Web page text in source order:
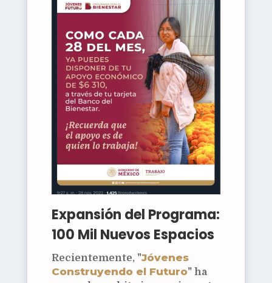
Expansión del Programa:
100 Mil Nuevos Espacios
Recientemente, "Jóvenes
Construyendo el Futuro" ha